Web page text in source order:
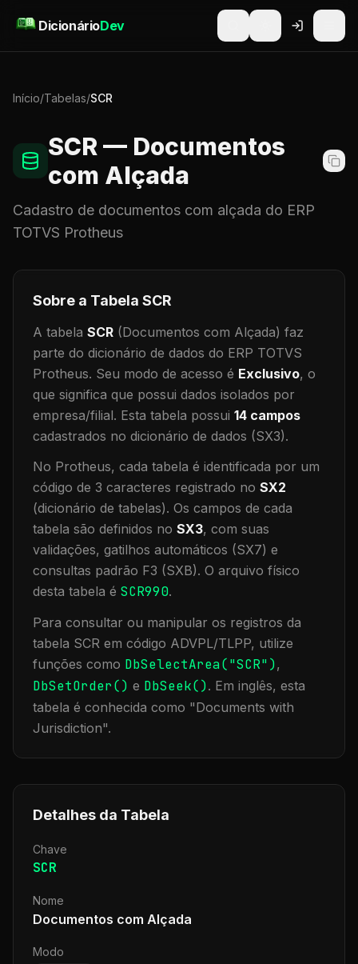
DicionárioDev
Início/Tabelas/SCR
SCR — Documentos
com Alçada
Cadastro de documentos com alçada do ERP
TOTVS Protheus
Sobre a Tabela SCR
A tabela SCR (Documentos com Alçada) faz
parte do dicionário de dados do ERP TOTVS
Protheus. Seu modo de acesso é Exclusivo, o
que significa que possui dados isolados por
empresa/filial. Esta tabela possui 14 campos
cadastrados no dicionário de dados (SX3).
No Protheus, cada tabela é identificada por um
código de 3 caracteres registrado no SX2
(dicionário de tabelas). Os campos de cada
tabela são definidos no SX3, com suas
validações, gatilhos automáticos (SX7) e
consultas padrão F3 (SXB). O arquivo físico
desta tabela é SCR990.
Para consultar ou manipular os registros da
tabela SCR em código ADVPL/TLPP, utilize
funções como DbSelectArea("SCR"),
DbSetOrder() e DbSeek(). Em inglês, esta
tabela é conhecida como "Documents with
Jurisdiction".
Detalhes da Tabela
Chave
SCR
Nome
Documentos com Alçada
Modo